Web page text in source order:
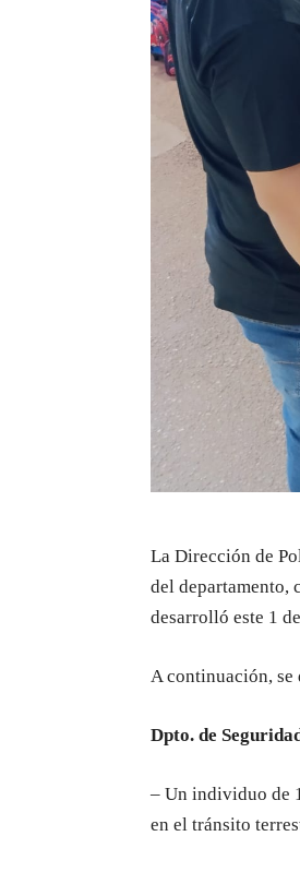
La Dirección de
del departamento,
desarrolló este 1
A continuación, se
Dpto. de
– Un individuo de
en el tránsito